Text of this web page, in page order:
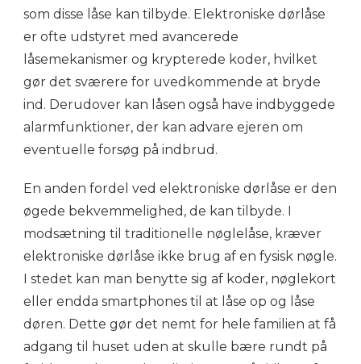
som disse låse kan tilbyde. Elektroniske dørlåse
er ofte udstyret med avancerede
låsemekanismer og krypterede koder, hvilket
gør det sværere for uvedkommende at bryde
ind. Derudover kan låsen også have indbyggede
alarmfunktioner, der kan advare ejeren om
eventuelle forsøg på indbrud.
En anden fordel ved elektroniske dørlåse er den
øgede bekvemmelighed, de kan tilbyde. I
modsætning til traditionelle nøglelåse, kræver
elektroniske dørlåse ikke brug af en fysisk nøgle.
I stedet kan man benytte sig af koder, nøglekort
eller endda smartphones til at låse op og låse
døren. Dette gør det nemt for hele familien at få
adgang til huset uden at skulle bære rundt på